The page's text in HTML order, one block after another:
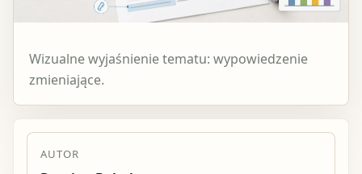
Wizualne wyjaśnienie tematu: wypowiedzenie
zmieniające.
AUTOR